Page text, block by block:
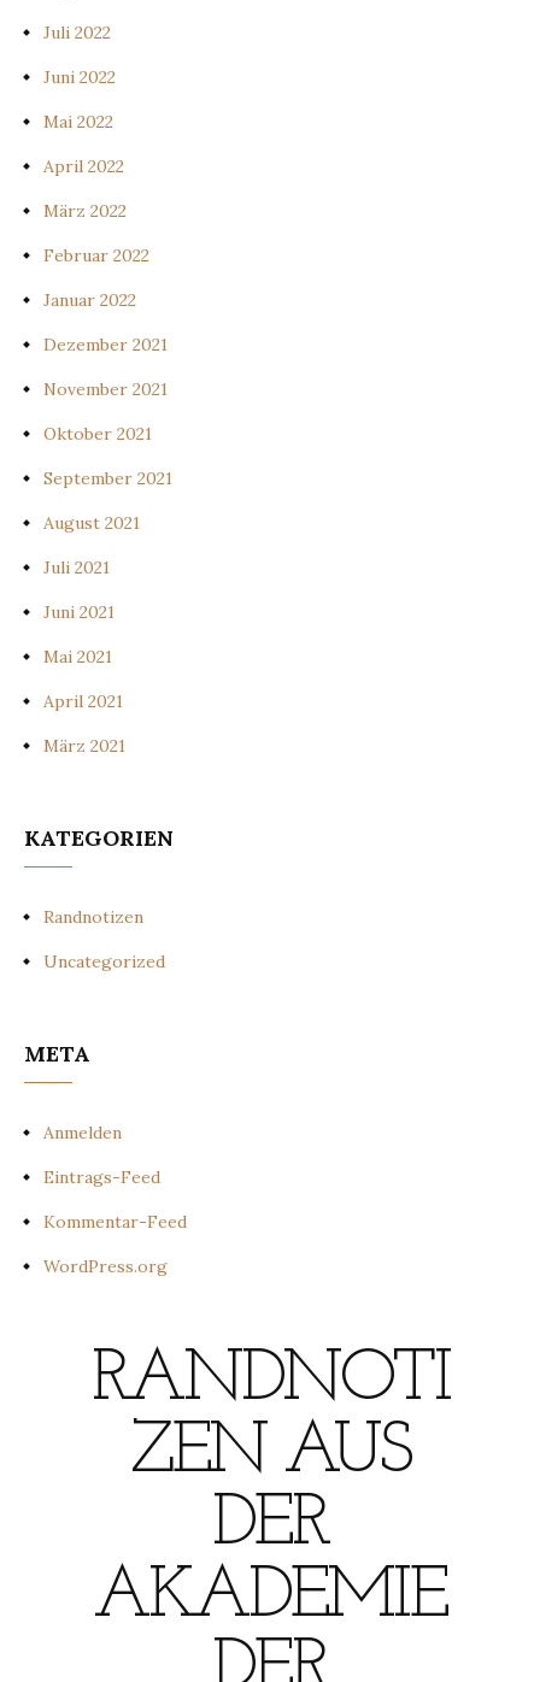
Juli 2022
Juni 2022
Mai 2022
April 2022
März 2022
Februar 2022
Januar 2022
Dezember 2021
November 2021
Oktober 2021
September 2021
August 2021
Juli 2021
Juni 2021
Mai 2021
April 2021
März 2021
KATEGORIEN
Randnotizen
Uncategorized
META
Anmelden
Eintrags-Feed
Kommentar-Feed
WordPress.org
RANDNOTI
ZEN AUS
DER
AKADEMIE